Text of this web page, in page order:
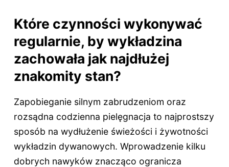
Które czynności wykonywać
regularnie, by wykładzina
zachowała jak najdłużej
znakomity stan?
Zapobieganie silnym zabrudzeniom oraz
rozsądna codzienna pielęgnacja to najprostszy
sposób na wydłużenie świeżości i żywotności
wykładzin dywanowych. Wprowadzenie kilku
dobrych nawyków znacząco ogranicza